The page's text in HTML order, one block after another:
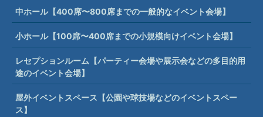
中ホール【400席〜800席までの一般的なイベント会場】
小ホール【100席〜400席までの小規模向けイベント会場】
レセプションルーム【パーティー会場や展示会などの多目的用
途のイベント会場】
屋外イベントスペース【公園や球技場などのイベントスペー
ス】